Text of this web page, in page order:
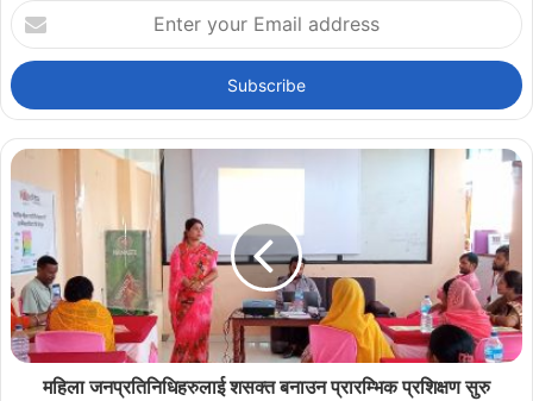
Enter
your
Email
address
महिला जनप्रतिनिधिहरुलाई शसक्त बनाउन प्रारम्भिक प्रशिक्षण सुरु